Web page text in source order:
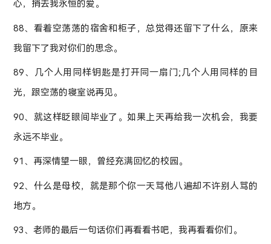
心，捎去我永恒的爱。
88、看着空荡荡的宿舍和柜子，总觉得还留下了什么，原来
我留下了我对你们的思念。
89、几个人用同样钥匙是打开同一扇门;几个人用同样的目
光，跟空荡的寝室说再见。
90、就这样眨眼间毕业了。如果上天再给我一次机会，我要
永远不毕业。
91、再深情望一眼，曾经充满回忆的校园。
92、什么是母校，就是那个你一天骂他八遍却不许别人骂的
地方。
93、老师的最后一句话你们再看看书吧，我再看看你们。